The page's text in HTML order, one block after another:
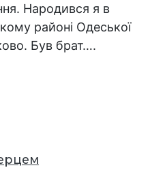
Народився я в
районі Одеської
Був брат….